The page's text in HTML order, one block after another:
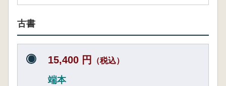
古書
15,400 円 （税込）
端本